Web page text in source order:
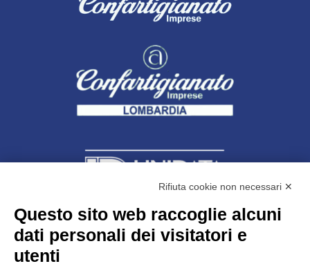
Unidata s.r.lcon unico socio
Largo dell’Artigianato, 1 - 23100 Sondrio
Rifiuta cookie non necessari ✕
Questo sito web raccoglie alcuni
dati personali dei visitatori e
utenti